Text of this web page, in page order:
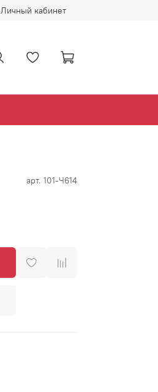
Личный кабинет
арт. 101-Ч614